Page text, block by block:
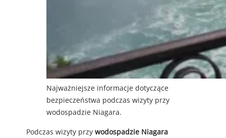
Najważniejsze informacje dotyczące
bezpieczeństwa podczas wizyty przy
wodospadzie Niagara.
Podczas wizyty przy wodospadzie Niagara